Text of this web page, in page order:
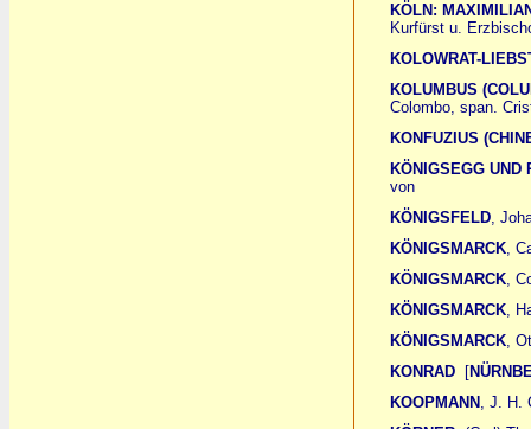
KÖLN:
Kurfürst u.
KOLOWRAT-
KOLUMBUS
Colombo, span.
KONFUZIUS
KÖNIGSEGG UND
von
KÖNIGSFELD,
KÖNIGSMARCK,
KÖNIGSMARCK,
KÖNIGSMARCK,
KÖNIGSMARCK,
KONRAD
[
KOOPMANN , J. H.